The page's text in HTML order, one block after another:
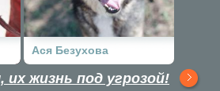
Ася Безухова
жизнь под угрозой!